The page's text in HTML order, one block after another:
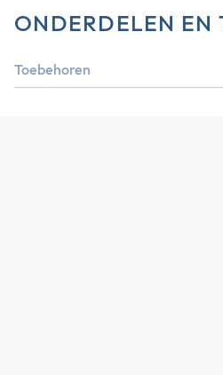
ONDERDELEN EN
Toebehoren